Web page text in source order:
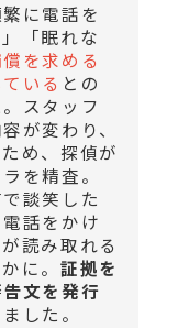
に電話を
「眠れな
を求める
いる との
スタッフ
が変わり、
め、探偵が
を精査。
談笑した
話をかけ
読み取れる
に。 証拠を
文を発行
した。